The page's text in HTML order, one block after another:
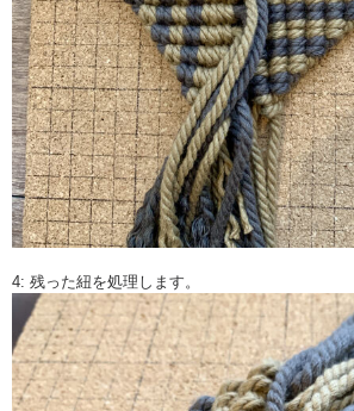
4: 残った紐を処理します。